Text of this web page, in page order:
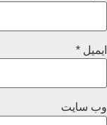
ایمیل *
وب‌ سایت